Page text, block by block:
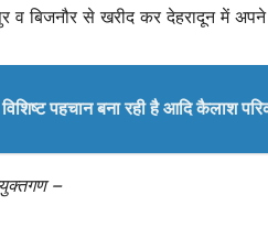
व बिजनौर से खरीद कर देहरादून में
विशिष्ट पहचान बना रही है आदि कैलाश
–